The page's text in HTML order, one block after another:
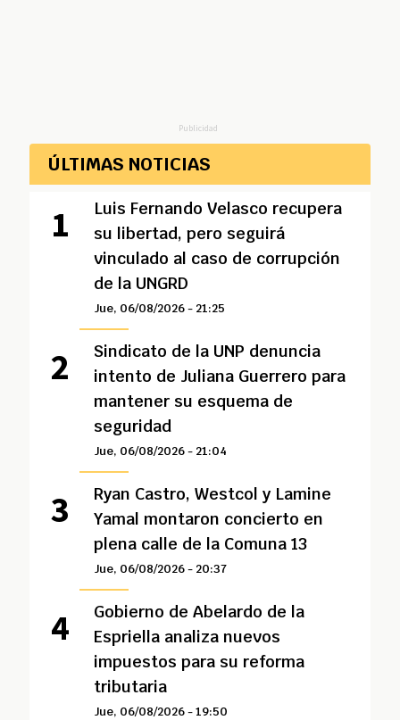
Publicidad
ÚLTIMAS NOTICIAS
Luis Fernando Velasco recupera
su libertad, pero seguirá
vinculado al caso de corrupción
de la UNGRD
Jue, 06/08/2026 - 21:25
Sindicato de la UNP denuncia
intento de Juliana Guerrero para
mantener su esquema de
seguridad
Jue, 06/08/2026 - 21:04
Ryan Castro, Westcol y Lamine
Yamal montaron concierto en
plena calle de la Comuna 13
Jue, 06/08/2026 - 20:37
Gobierno de Abelardo de la
Espriella analiza nuevos
impuestos para su reforma
tributaria
Jue, 06/08/2026 - 19:50